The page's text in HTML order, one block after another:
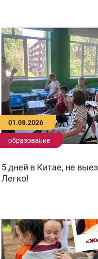
01.08.2026
образование
5 дней в Китае, не
Легко!